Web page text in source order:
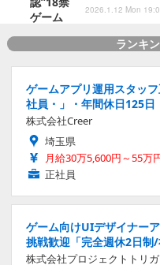
2026.1.12 Mon
ランキ
ゲームアプリ運用スタッ
社員・」・年間休日125日
株式会社Creer
埼玉県
月給30万5,600円～55万
正社員
ゲーム向けUIデザイナー
挑戦歓迎「完全週休2日制
株式会社プロジェクトトリ